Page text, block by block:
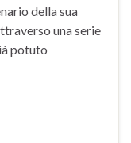
della sua
una serie
potuto